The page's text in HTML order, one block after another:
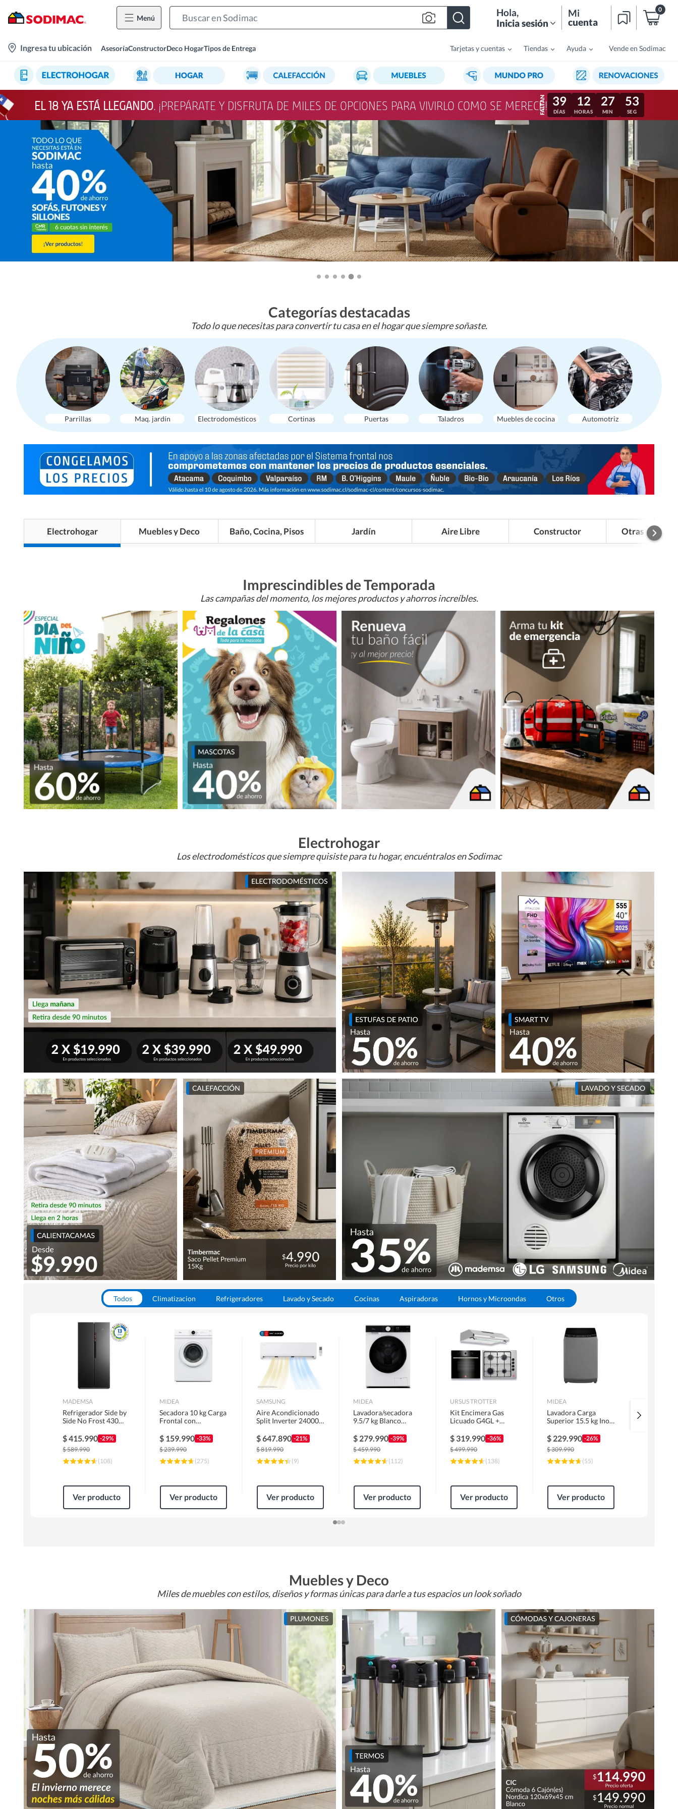
Menú Hola,
Inicia sesión
Mi
cuenta
0
location-
Ingresa tu ubicación AsesoríaConstructorDeco HogarTipos de Entrega Tarjetas y cuentas Tiendas Ayuda Vende en Sodimac
EL 18 YA ESTÁ LLEGANDO. ¡PREPÁRATE Y DISFRUTA DE MILES DE OPCIONES PARA VIVIRLO COMO SE MERECE! 39
DÍAS
12
HORAS
27
MIN
50
SEG
Categorías destacadas
Todo lo que necesitas para convertir tu casa en el hogar que siempre soñaste.
Parrillas Maq. jardín Electrodomésticos Cortinas Puertas Taladros Muebles de cocina Automotriz
Electrohogar Muebles y Deco Baño, Cocina, Pisos Jardín Aire Libre Constructor Otras
Imprescindibles de Temporada
Las campañas del momento, los mejores productos y ahorros increíbles.
Electrohogar
Los electrodomésticos que siempre quisiste para tu hogar, encuéntralos en Sodimac
Todos Climatizacion Refrigeradores Lavado y Secado Cocinas Aspiradoras Hornos y Microondas Otros
MADEMSA
Refrigerador Side by
Side No Frost 430
MAS430B
$415.990 -29%
$589.990
(108)
Ver producto
MIDEA
Secadora 10 kg Carga
Frontal con
MD100A100/W2
$ 159.990 -33%
$239.990
(275)
Ver producto
SAMSUNG
Aire Acondicionado
Split Inverter 24000
$647.890 -21%
$819.990
(9)
Ver producto
MIDEA
Lavadora/secadora
9.5/7 kg Blanco
$ 279.990 -39%
$459.990
(112)
Ver producto
URSUS TROTTER
Kit Encimera Gas
Licuado G4GL +
1 Motor FF60IN +
Horno EPC4NIG
$ 319.990 -36%
$499.990
(138)
Ver producto
MIDEA
Lavadora Carga
Superior 15.5 kg Inox
$ 229.990 -26%
$309.990
(55)
Ver producto
Muebles y Deco
Miles de muebles con estilos, diseños y formas únicas para darle a tus espacios un look soñado